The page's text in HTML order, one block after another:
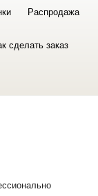
Распродажа
сделать заказ